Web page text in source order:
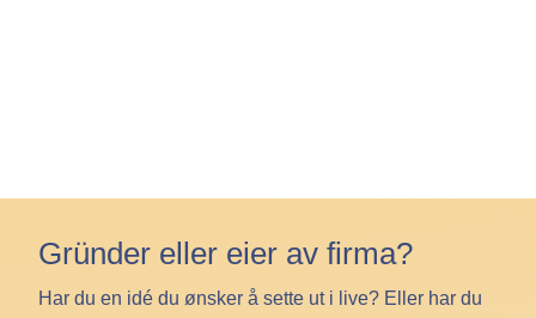
Gründer eller eier av firma?
Har du en idé du ønsker å sette ut i live? Eller har du